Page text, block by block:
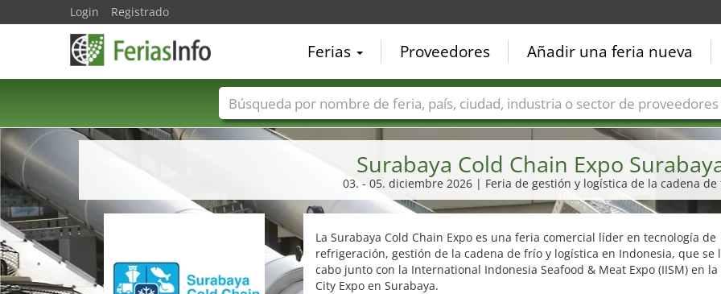
Surabaya Cold Chain Expo
03. - 05. diciembre 2026 | Feria de gestión y logística de la cadena
La Surabaya Cold Chain Expo es una feria comercial líder en tecnología de
refrigeración, gestión de la cadena de frío y logística en Indonesia, que se
cabo junto con la International Indonesia Seafood & Meat Expo (IISM) en la
City Expo en Surabaya.
Login Registrado
Ferias Proveedores Añadir una feria nueva
Nombres de ferias Países Ciudades Sectores de ferias Sectores de